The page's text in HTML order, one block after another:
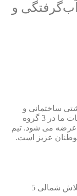
آب‌گرفتگی و
ساختمانی و
تاسیسات ساختمانی در بازار ایران است. خدمات ما در 3 گروه
عرضه می شود. تیم
عزیز است.
شمالی 5